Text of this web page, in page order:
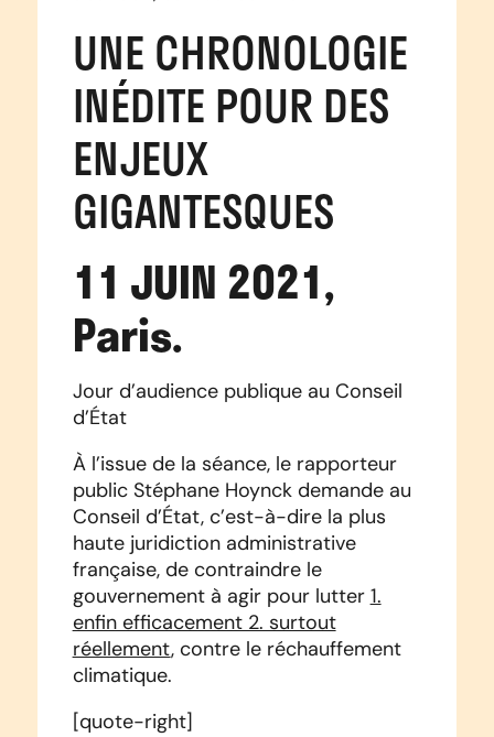
UNE CHRONOLOGIE
INÉDITE POUR DES
ENJEUX
GIGANTESQUES
11 JUIN 2021,
Paris.
Jour d’audience publique au Conseil
d’État
À l’issue de la séance, le rapporteur
public Stéphane Hoynck demande au
Conseil d’État, c’est-à-dire la plus
haute juridiction administrative
française, de contraindre le
gouvernement à agir pour lutter 1.
enfin efficacement 2. surtout
réellement, contre le réchauffement
climatique.
[quote-right]